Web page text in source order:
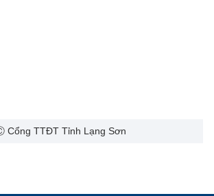
Cổng TTĐT Tỉnh Lạng Sơn